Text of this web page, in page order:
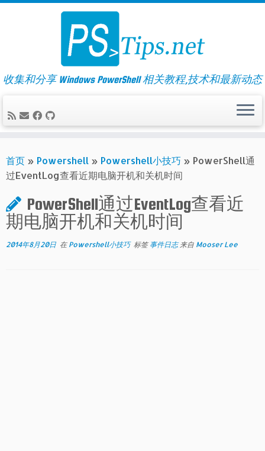
Skip
收集和分享 Windows PowerShell 相关教程,技术和最新动态
首页 » Powershell » Powershell小技巧 » PowerShell通
过EventLog查看近期电脑开机和关机时间
PowerShell通过EventLog查看近
期电脑开机和关机时间
2014年8月20日 在 Powershell小技巧 标签事件日志来自 Mooser Lee